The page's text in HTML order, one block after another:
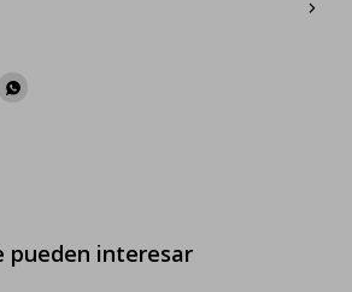

pueden interesar